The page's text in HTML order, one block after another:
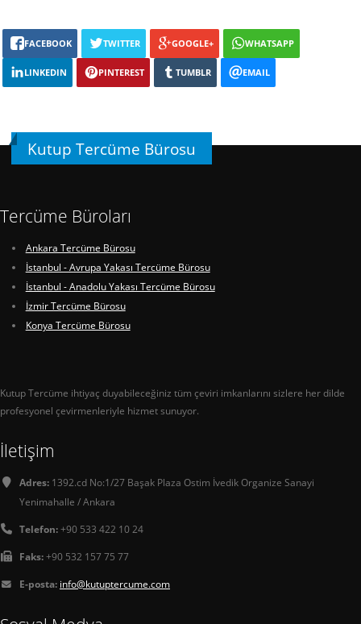
FACEBOOK TWITTER GOOGLE+ WHATSAPP
LINKEDIN PINTEREST TUMBLR EMAIL
Kutup Tercüme Bürosu
Tercüme Büroları
Ankara Tercüme Bürosu
İstanbul - Avrupa Yakası Tercüme Bürosu
İstanbul - Anadolu Yakası Tercüme Bürosu
İzmir Tercüme Bürosu
Konya Tercüme Bürosu
Kutup Tercüme ihtiyaç duyabileceğiniz tüm çeviri imkanlarını sizlere her dilde
profesyonel çevirmenleriyle hizmet sunuyor.
İletişim
Adres: 1392.cd No:1/27 Başak Plaza Ostim İvedik Organize Sanayi
Yenimahalle / Ankara
Telefon:+90 533 422 10 24
Faks:+90 532 157 75 77
E-posta: info@kutuptercume.com